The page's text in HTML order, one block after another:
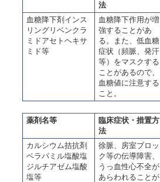
法
血糖降下剤インス
リングリベンクラ
ミドアセトヘキサ
ミド等
血糖降下作用が増
強することがあ
る。また、低血糖
症状（頻脈、発汗
等）をマスクする
ことがあるので、
血糖値に注意する
こと。
薬剤名等
臨床症状・措置方
法
カルシウム拮抗剤
ベラパミル塩酸塩
ジルチアゼム塩酸
塩等
徐脈、房室ブロッ
ク等の伝導障害、
うっ血性心不全が
あらわれることが